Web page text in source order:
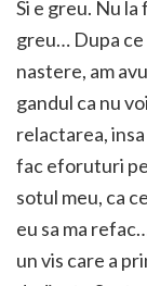
Si e greu. Nu
greu… Dupa ce
nastere, am
gandul ca nu
relactarea,
fac eforuturi
sotul meu, ca
eu sa ma
un vis care a